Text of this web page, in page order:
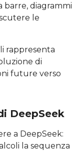
barre, diagrammi
le
rappresenta
di
future verso
DeepSeek
a DeepSeek:
la sequenza